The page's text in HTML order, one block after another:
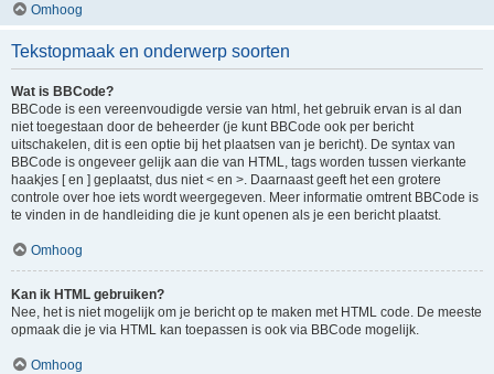
Omhoog
Tekstopmaak en onderwerp soorten
Wat is BBCode?
BBCode is een vereenvoudigde versie van html, het gebruik ervan is al dan
niet toegestaan door de beheerder (je kunt BBCode ook per bericht
uitschakelen, dit is een optie bij het plaatsen van je bericht). De syntax van
BBCode is ongeveer gelijk aan die van HTML, tags worden tussen vierkante
haakjes [ en ] geplaatst, dus niet < en >. Daarnaast geeft het een grotere
controle over hoe iets wordt weergegeven. Meer informatie omtrent BBCode is
te vinden in de handleiding die je kunt openen als je een bericht plaatst.
Omhoog
Kan ik HTML gebruiken?
Nee, het is niet mogelijk om je bericht op te maken met HTML code. De meeste
opmaak die je via HTML kan toepassen is ook via BBCode mogelijk.
Omhoog